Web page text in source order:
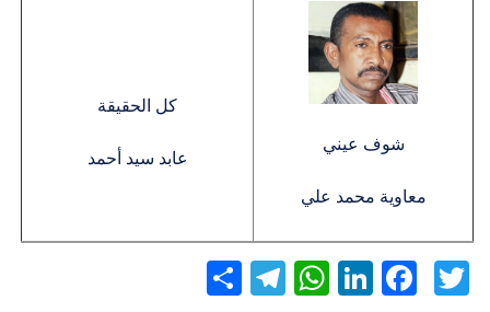
شوف عيني
معاوية محمد علي
كل الحقيقة
عابد سيد أحمد
Twitter
Facebook
LinkedIn
WhatsApp
Telegram